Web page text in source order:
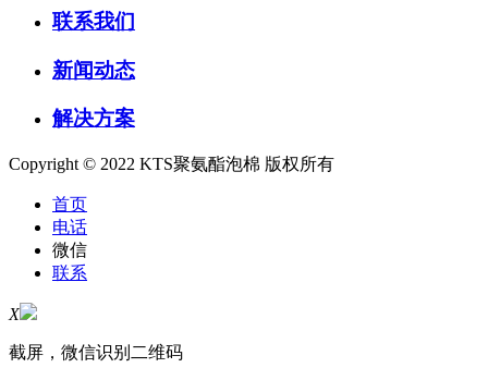
联系我们
新闻动态
解决方案
Copyright © 2022 KTS聚氨酯泡棉 版权所有
首页
电话
微信
联系
X
截屏，微信识别二维码